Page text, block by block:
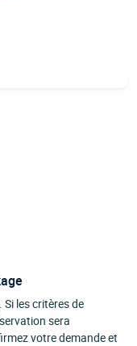
les critères de
sera
votre demande et